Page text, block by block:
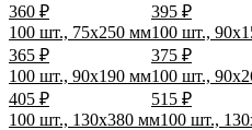
360 ₽
395 ₽
100 шт., 75х250 мм
365 ₽
100 шт.,
375 ₽
100 шт., 90х190 мм
405 ₽
100 шт.,
515 ₽
100 шт., 130х380 мм100 шт.,